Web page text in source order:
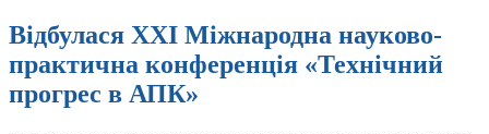
Відбулася ХХІ Міжнародна науково-
практична конференція «Технічний
прогрес в АПК»